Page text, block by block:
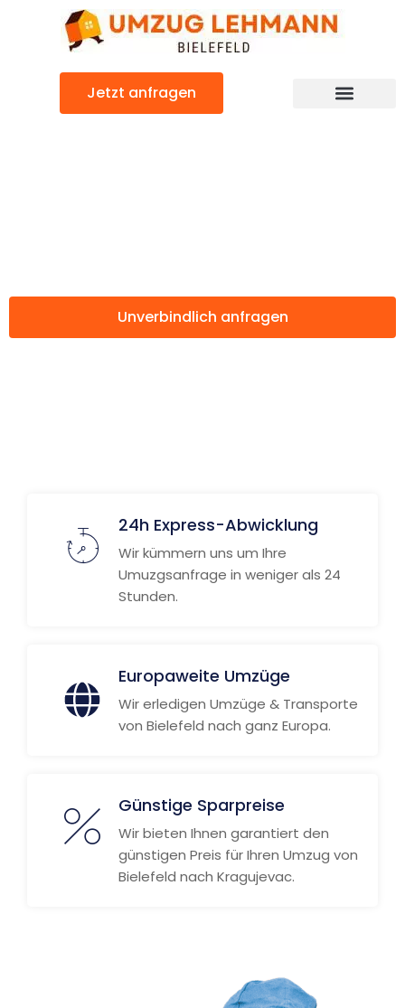
Jetzt anfragen
Unverbindlich anfragen
24h Express-Abwicklung
Wir kümmern uns um Ihre
Umuzgsanfrage in weniger als 24
Stunden.
Europaweite Umzüge
Wir erledigen Umzüge & Transporte
von Bielefeld nach ganz Europa.
Günstige Sparpreise
Wir bieten Ihnen garantiert den
günstigen Preis für Ihren Umzug von
Bielefeld nach Kragujevac.